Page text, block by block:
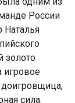
России
Наталья
золото
игровое
сила.